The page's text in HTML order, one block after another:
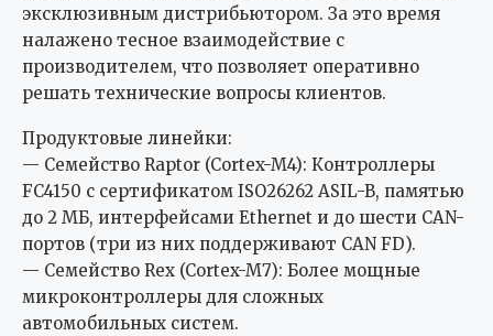
эксклюзивным дистрибьютором. За это время
налажено тесное взаимодействие с
производителем, что позволяет оперативно
решать технические вопросы клиентов.
Продуктовые линейки:
— Семейство Raptor (Cortex-M4): Контроллеры
FC4150 с сертификатом ISO26262 ASIL-B, памятью
до 2 МБ, интерфейсами Ethernet и до шести CAN-
портов (три из них поддерживают CAN FD).
— Семейство Rex (Cortex-M7): Более мощные
микроконтроллеры для сложных
автомобильных систем.